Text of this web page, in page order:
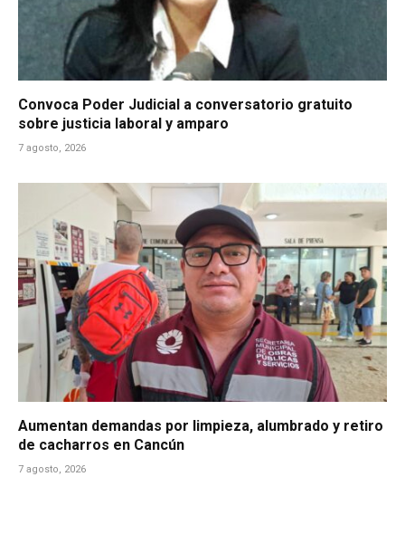
Convoca Poder Judicial a conversatorio gratuito
sobre justicia laboral y amparo
7 agosto, 2026
Aumentan demandas por limpieza, alumbrado y retiro
de cacharros en Cancún
7 agosto, 2026